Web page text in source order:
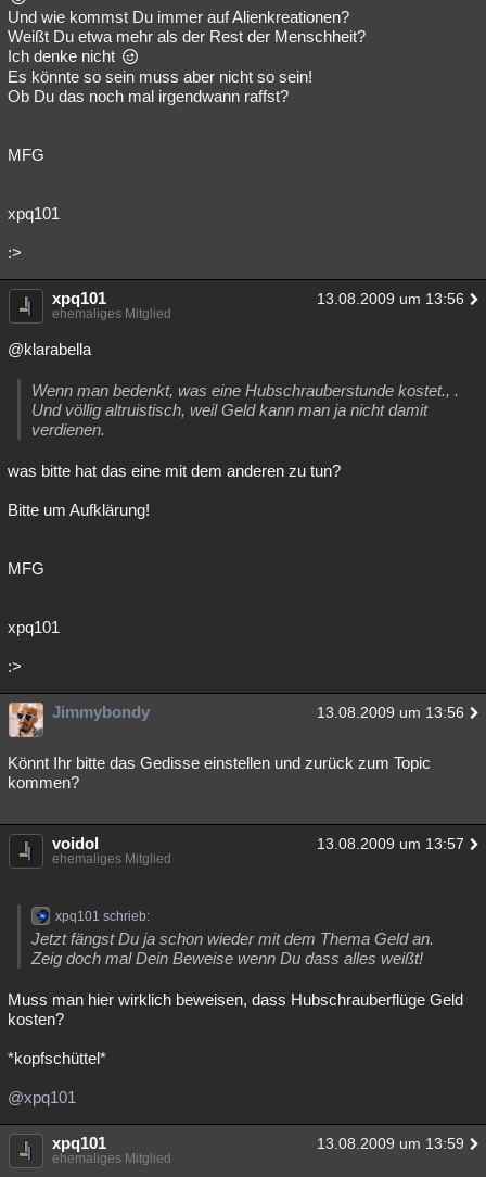
Und wie kommst Du immer auf Alienkreationen?
Weißt Du etwa mehr als der Rest der Menschheit?
Ich denke nicht
Es könnte so sein muss aber nicht so sein!
Ob Du das noch mal irgendwann raffst?
MFG
xpq101
:>
xpq101 13.08.2009 um 13:56
ehemaliges Mitglied
@klarabella
Wenn man bedenkt, was eine Hubschrauberstunde kostet., .
Und völlig altruistisch, weil Geld kann man ja nicht damit
verdienen.
was bitte hat das eine mit dem anderen zu tun?
Bitte um Aufklärung!
MFG
xpq101
:>
Jimmybondy 13.08.2009 um 13:56
Könnt Ihr bitte das Gedisse einstellen und zurück zum Topic
kommen?
voidol 13.08.2009 um 13:57
ehemaliges Mitglied
xpq101 schrieb:
Jetzt fängst Du ja schon wieder mit dem Thema Geld an.
Zeig doch mal Dein Beweise wenn Du dass alles weißt!
Muss man hier wirklich beweisen, dass Hubschrauberflüge Geld
kosten?
*kopfschüttel*
@xpq101
xpq101 13.08.2009 um 13:59
ehemaliges Mitglied